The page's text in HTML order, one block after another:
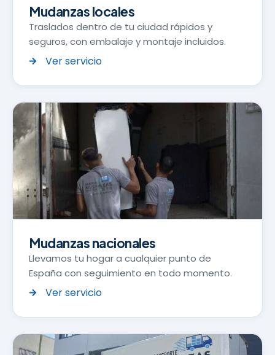
Mudanzas locales
Traslados dentro de tu ciudad rápidos y
seguros, con embalaje y montaje incluidos.
Ver servicio
Mudanzas nacionales
Llevamos tu hogar a cualquier punto de
España con seguimiento en todo momento.
Ver servicio